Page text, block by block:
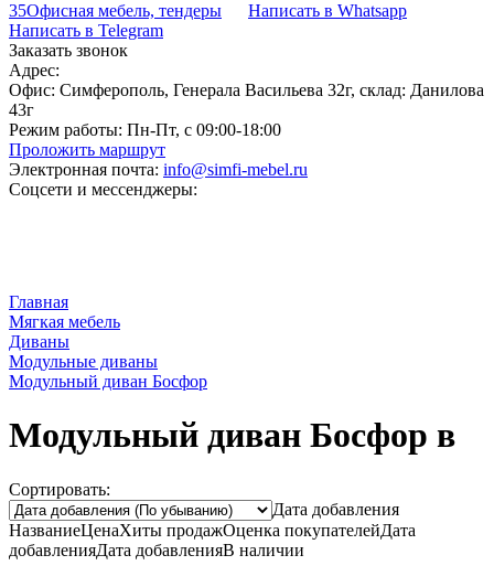
35Офисная мебель, тендеры
Написать в Whatsapp
Написать в Telegram
Заказать звонок
Адрес:
Офис: Симферополь, Генерала Васильева 32г, склад: Данилова
43г
Режим работы: Пн-Пт, с 09:00-18:00
Проложить маршрут
Электронная почта: info@simfi-mebel.ru
Соцсети и мессенджеры:
Главная
Мягкая мебель
Диваны
Модульные диваны
Модульный диван Босфор
Модульный диван Босфор в
Сортировать:
Дата добавления
НазваниеЦенаХиты продажОценка покупателейДата
добавленияДата добавленияВ наличии